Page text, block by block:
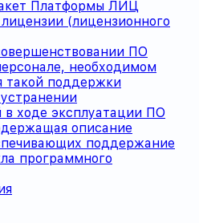
Платформы ЛИЦ
(лицензионного
ПО
необходимом
такой поддержки
в ходе эксплуатации ПО
описание
поддержание
программного